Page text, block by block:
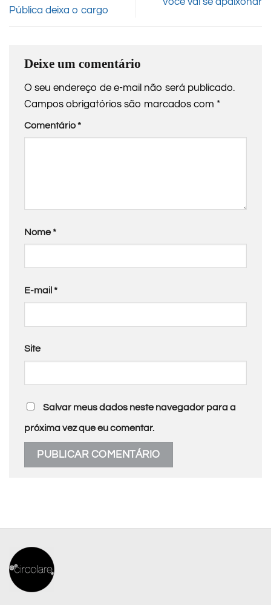
Pública deixa o cargo
Deixe um comentário
O seu endereço de e-mail não será publicado.
Campos obrigatórios são marcados com *
Comentário*
Nome*
E-mail *
Site
Salvar meus dados neste navegador para a
próxima vez que eu comentar.